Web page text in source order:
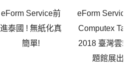
eForm Service前
進泰國 ! 無紙化真
簡單!
eForm Service
Computex
2018 臺灣雲端
題館展出